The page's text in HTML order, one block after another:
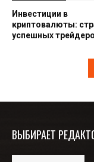
Инвестиции в
криптовалюты:
успешных
ВЫБИРАЕТ